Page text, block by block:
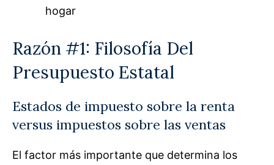
hogar
Razón #1: Filosofía Del
Presupuesto Estatal
Estados de impuesto sobre la renta
versus impuestos sobre las ventas
El factor más importante que determina los